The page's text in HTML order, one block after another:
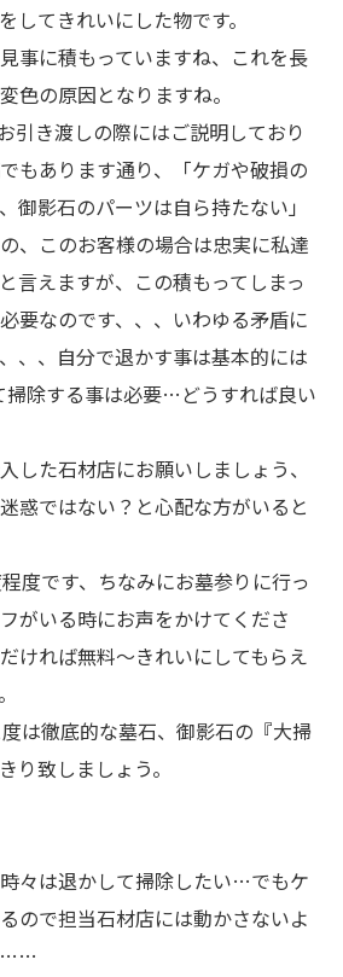
してきれいにした物です。
事に積もっていますね、これを長
色の原因となりますね。
引き渡しの際にはご説明しており
もあります通り、「ケガや破損の
御影石のパーツは自ら持たない」
、このお客様の場合は忠実に私達
言えますが、この積もってしまっ
要なのです、、、いわゆる矛盾に
、、自分で退かす事は基本的には
掃除する事は必要…どうすれば良い
した石材店にお願いしましょう、
惑ではない？と心配な方がいると
度です、ちなみにお墓参りに行っ
がいる時にお声をかけてくださ
ければ無料～きれいにしてもらえ
は徹底的な墓石、御影石の『大掃
り致しましょう。
々は退かして掃除したい…でもケ
ので担当石材店には動かさないよ
……